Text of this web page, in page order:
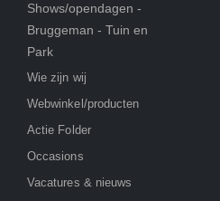
Shows/opendagen -
Bruggeman - Tuin en
Park
Wie zijn wij
Webwinkel/producten
Actie Folder
Occasions
Vacatures & nieuws